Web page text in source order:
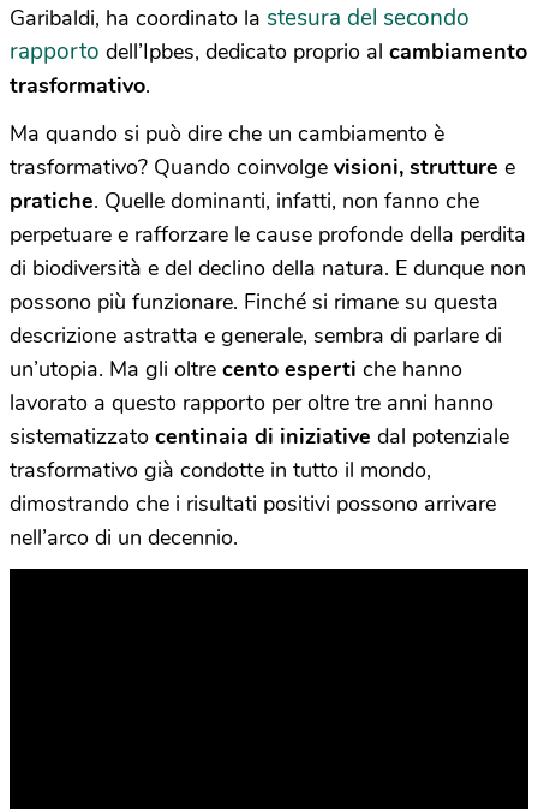
Garibaldi, ha coordinato la stesura del secondo
rapporto dell’Ipbes, dedicato proprio al cambiamento
trasformativo.
Ma quando si può dire che un cambiamento è
trasformativo? Quando coinvolge visioni, strutture e
pratiche. Quelle dominanti, infatti, non fanno che
perpetuare e rafforzare le cause profonde della perdita
di biodiversità e del declino della natura. E dunque non
possono più funzionare. Finché si rimane su questa
descrizione astratta e generale, sembra di parlare di
un’utopia. Ma gli oltre cento esperti che hanno
lavorato a questo rapporto per oltre tre anni hanno
sistematizzato centinaia di iniziative dal potenziale
trasformativo già condotte in tutto il mondo,
dimostrando che i risultati positivi possono arrivare
nell’arco di un decennio.